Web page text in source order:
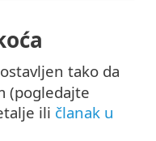
tako da
(pogledajte
ili članak u